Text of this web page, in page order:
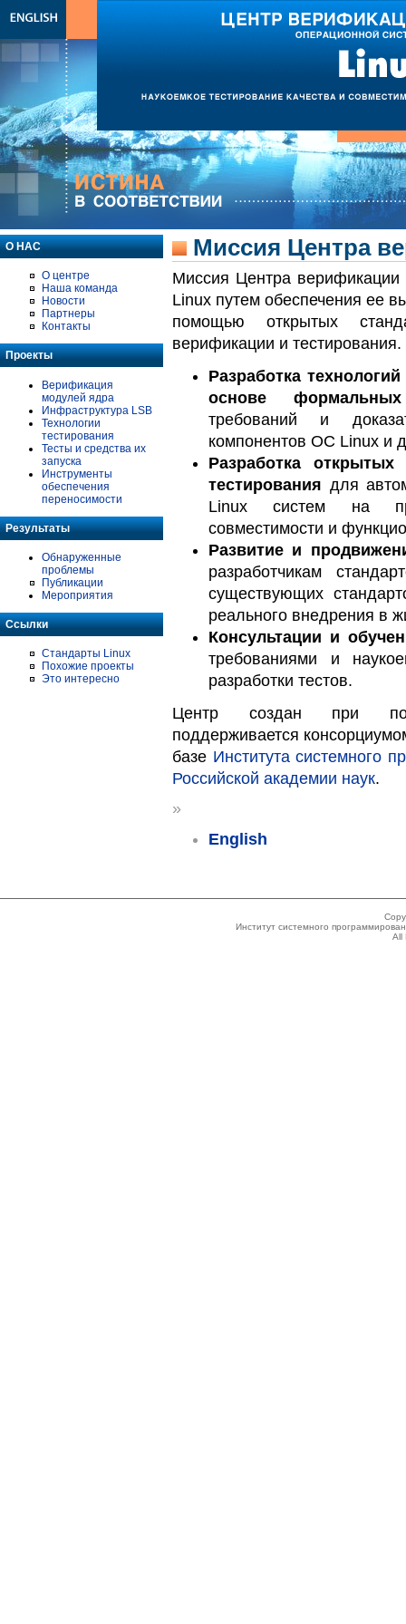
О НАС
О центре
Наша команда
Новости
Партнеры
Контакты
Проекты
Верификация
модулей ядра
Инфраструктура LSB
Технологии
тестирования
Тесты и средства их
запуска
Инструменты
обеспечения
переносимости
Результаты
Обнаруженные
проблемы
Публикации
Мероприятия
Ссылки
Стандарты Linux
Похожие проекты
Это интересно
Миссия Центра
Миссия Центра
Linux путем обеспечения ее
помощью открытых
верификации и тестирования.
Разработка
основе
требований и
компонентов ОС Linux и
Разработка
тестирования для
Linux систем на
совместимости и
Развитие и
разработчикам
существующих
реального внедрения в
Консультации и
требованиями и
разработки тестов.
Центр создан при
поддерживается
базе Института системного
Российской академии наук.
»
English
Институт системного
All